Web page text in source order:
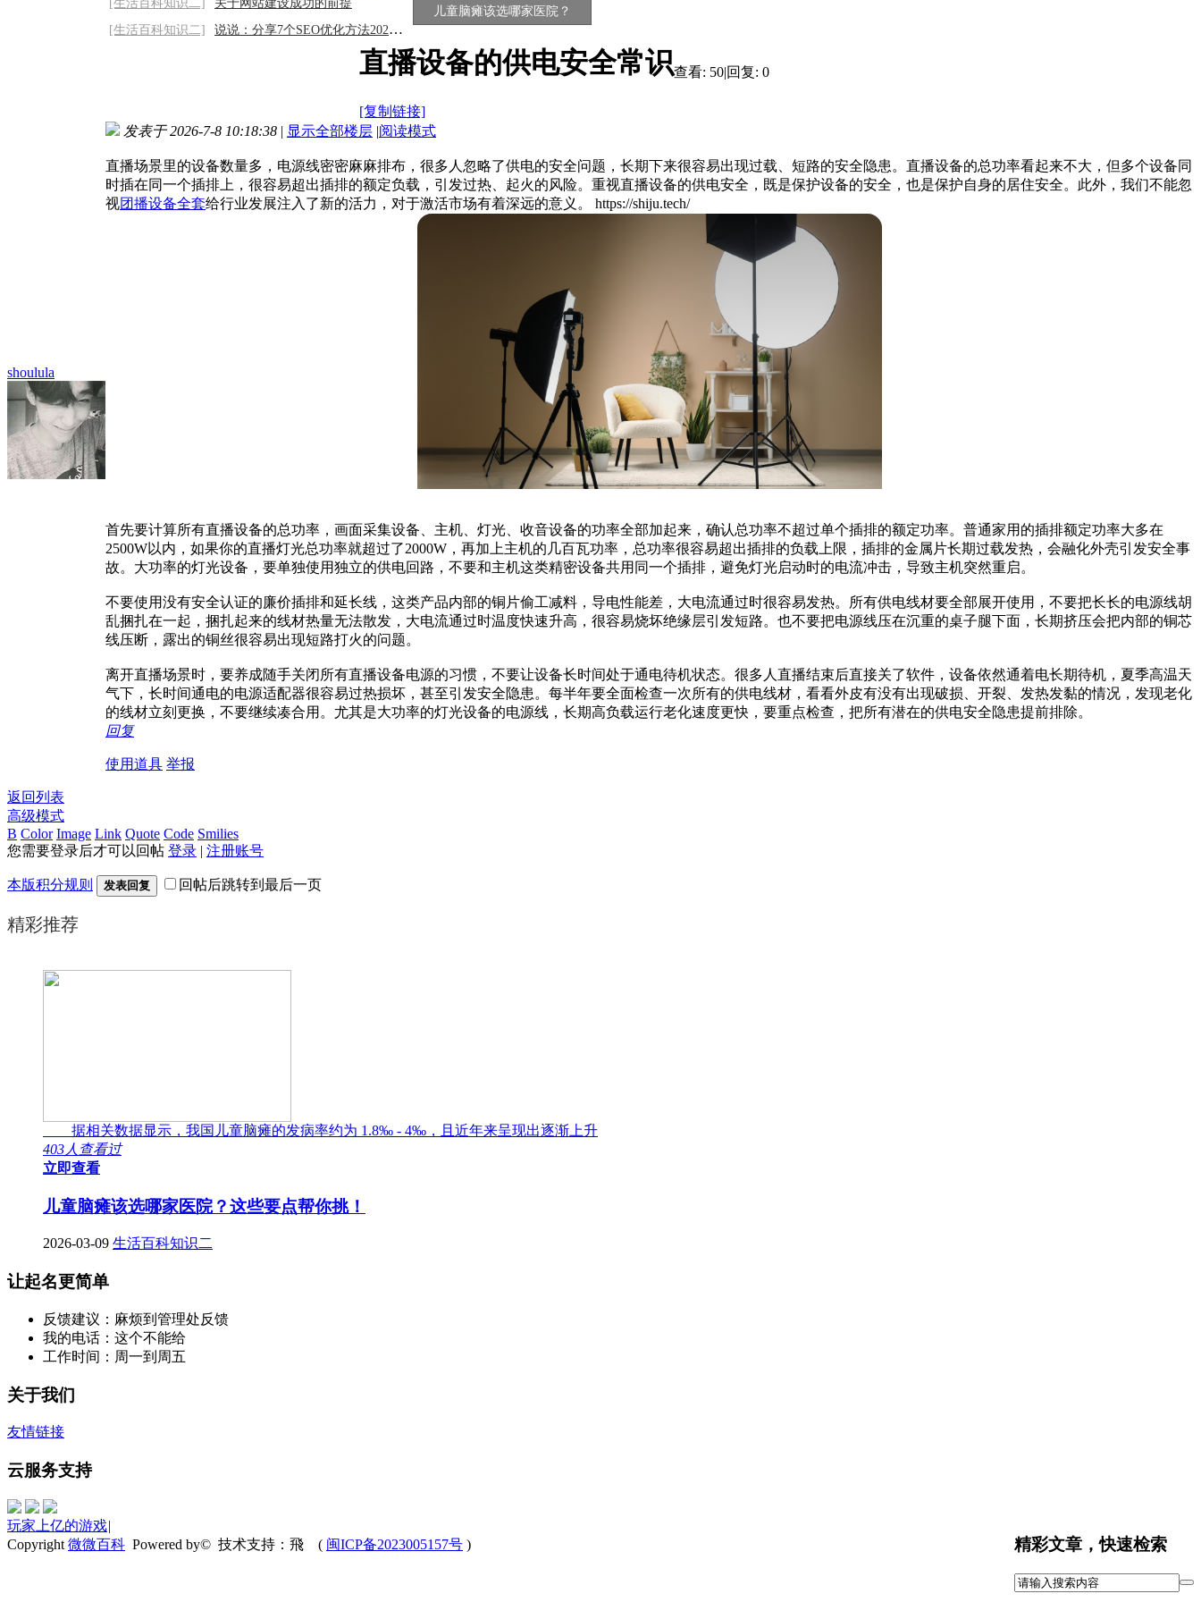
[生活百科知识二]
关于网站建设成功的前提
[生活百科知识二]
说说：分享7个SEO优化方法2026/8/7
儿童脑瘫该选哪家医院？
直播设备的供电安全常识
[复制链接]
查看: 50|回复: 0
shoulula
发表于 2026-7-8 10:18:38 | 显示全部楼层 |阅读模式
直播场景里的设备数量多，电源线密密麻麻排布，很多人忽略了供电的安全问题，长期下来很容易出现过载、短路的安全隐患。直播设备的总功率看起来不大，但多个设备同
时插在同一个插排上，很容易超出插排的额定负载，引发过热、起火的风险。重视直播设备的供电安全，既是保护设备的安全，也是保护自身的居住安全。此外，我们不能忽
视团播设备全套给行业发展注入了新的活力，对于激活市场有着深远的意义。 https://shiju.tech/
首先要计算所有直播设备的总功率，画面采集设备、主机、灯光、收音设备的功率全部加起来，确认总功率不超过单个插排的额定功率。普通家用的插排额定功率大多在
2500W以内，如果你的直播灯光总功率就超过了2000W，再加上主机的几百瓦功率，总功率很容易超出插排的负载上限，插排的金属片长期过载发热，会融化外壳引发安全事
故。大功率的灯光设备，要单独使用独立的供电回路，不要和主机这类精密设备共用同一个插排，避免灯光启动时的电流冲击，导致主机突然重启。
不要使用没有安全认证的廉价插排和延长线，这类产品内部的铜片偷工减料，导电性能差，大电流通过时很容易发热。所有供电线材要全部展开使用，不要把长长的电源线胡
乱捆扎在一起，捆扎起来的线材热量无法散发，大电流通过时温度快速升高，很容易烧坏绝缘层引发短路。也不要把电源线压在沉重的桌子腿下面，长期挤压会把内部的铜芯
线压断，露出的铜丝很容易出现短路打火的问题。
离开直播场景时，要养成随手关闭所有直播设备电源的习惯，不要让设备长时间处于通电待机状态。很多人直播结束后直接关了软件，设备依然通着电长期待机，夏季高温天
气下，长时间通电的电源适配器很容易过热损坏，甚至引发安全隐患。每半年要全面检查一次所有的供电线材，看看外皮有没有出现破损、开裂、发热发黏的情况，发现老化
的线材立刻更换，不要继续凑合用。尤其是大功率的灯光设备的电源线，长期高负载运行老化速度更快，要重点检查，把所有潜在的供电安全隐患提前排除。
回复
使用道具 举报
返回列表
高级模式
B Color Image Link Quote Code Smilies
您需要登录后才可以回帖 登录 | 注册账号
本版积分规则 发表回复 回帖后跳转到最后一页
精彩推荐
据相关数据显示，我国儿童脑瘫的发病率约为 1.8‰ - 4‰，且近年来呈现出逐渐上升
403人查看过
立即查看
儿童脑瘫该选哪家医院？这些要点帮你挑！
2026-03-09 生活百科知识二
让起名更简单
反馈建议：麻烦到管理处反馈
我的电话：这个不能给
工作时间：周一到周五
关于我们
友情链接
云服务支持
精彩文章，快速检索
玩家上亿的游戏|
Copyright 微微百科 Powered by© 技术支持：飛 ( 闽ICP备2023005157号 )